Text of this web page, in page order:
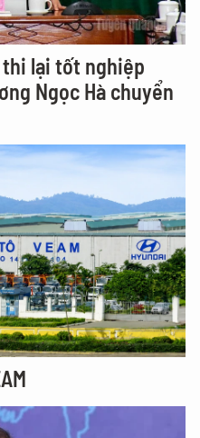
thi lại tốt nghiệp
Ngọc Hà chuyển